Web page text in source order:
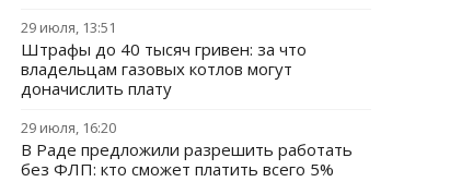
29 июля, 13:51
Штрафы до 40 тысяч гривен: за что
владельцам газовых котлов могут
доначислить плату
29 июля, 16:20
В Раде предложили разрешить работать
без ФЛП: кто сможет платить всего 5%